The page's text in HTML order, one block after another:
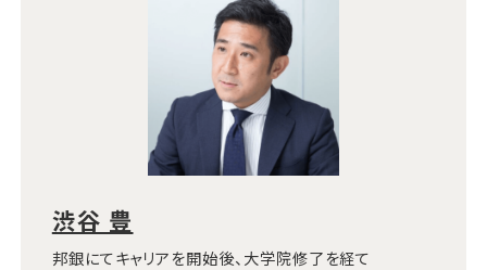
渋谷 豊
邦銀にてキャリアを開始後、大学院修了を経て